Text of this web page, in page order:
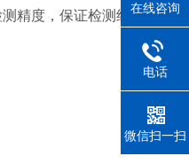
精度，保证检测结果准
在线咨询
电话
微信扫一扫